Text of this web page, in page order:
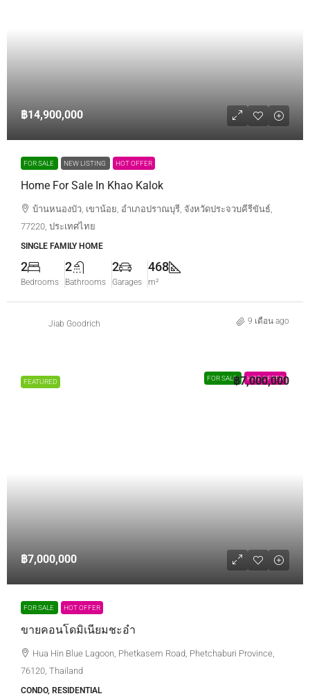
฿14,900,000
FOR SALE NEW LISTING HOT OFFER
Home For Sale In Khao Kalok
บ้านหนองบัว, เขาน้อย, อำเภอปราณบุรี, จังหวัดประจวบคีรีขันธ์,
77220, ประเทศไทย
SINGLE FAMILY HOME
2
Bedrooms
2
Bathrooms
2
Garages
468
m²
Jiab Goodrich 9 เดือน ago
FEATURED FOR SALE HOT OFFER
฿7,000,000
FOR SALE HOT OFFER
ขายคอนโดมิเนียมชะอำ
฿7,000,000
Hua Hin Blue Lagoon, Phetkasem Road, Phetchaburi Province,
76120, Thailand
CONDO, RESIDENTIAL